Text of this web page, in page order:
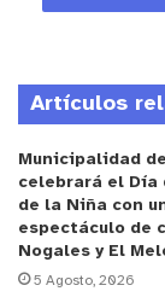
llevando
El equipo
necesidad
entregar
complejidad
Artículos
Municipalidad
celebrará el Día
de la Niña con
espectáculo de
Nogales y El
5 Agosto, 2026